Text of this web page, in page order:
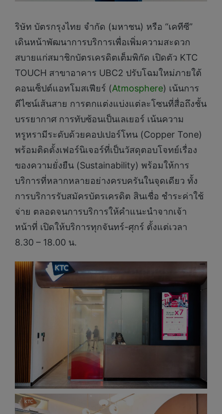
ริษัท บัตรกรุงไทย จำกัด (มหาชน) หรือ “เคทีซี”
เดินหน้าพัฒนาการบริการเพื่อเพิ่มความสะดวก
สบายแก่สมาชิกบัตรเครดิตเต็มพิกัด เปิดตัว KTC
TOUCH สาขาอาคาร UBC2 ปรับโฉมใหม่ภายใต้
คอนเซ็ปต์แอทโมสเฟียร์ (Atmosphere) เน้นการ
ดีไซน์เส้นสาย การตกแต่งแบ่งแต่ละโซนที่สื่อถึงชั้น
บรรยากาศ การทับซ้อนเป็นเลเยอร์ เน้นความ
หรูหรามีระดับด้วยคอปเปอร์โทน (Copper Tone)
พร้อมติดตั้งเฟอร์นิเจอร์ที่เป็นวัสดุตอบโจทย์เรื่อง
ของความยั่งยืน (Sustainability) พร้อมให้การ
บริการที่หลากหลายอย่างครบครันในจุดเดียว ทั้ง
การบริการรับสมัครบัตรเครดิต สินเชื่อ ชำระค่าใช้
จ่าย ตลอดจนการบริการให้คำแนะนำจากเจ้า
หน้าที่ เปิดให้บริการทุกจันทร์-ศุกร์ ตั้งแต่เวลา
8.30 – 18.00 น.